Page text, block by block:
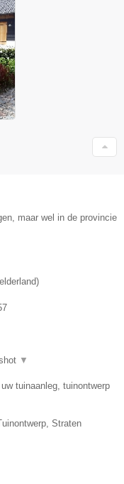
maar wel in de provincie
)
▼
tuinaanleg, tuinontwerp
Straten